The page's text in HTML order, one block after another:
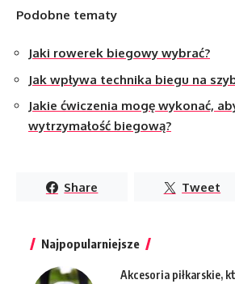
Podobne tematy
Jaki rowerek biegowy wybrać?
Jak wpływa technika biegu na
Jakie ćwiczenia mogę wykonać,
wytrzymałość biegową?
Share Tweet
Najpopularniejsze
Akcesoria piłkarskie,